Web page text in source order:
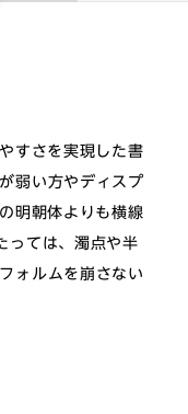
すさを実現した書
弱い方やディスプ
明朝体よりも横線
っては、濁点や半
ォルムを崩さない